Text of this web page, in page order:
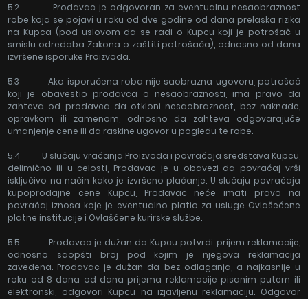
5.2 Prodavac je odgovoran za eventualnu nesaobraznost
robe koja se pojavi u roku od dve godine od dana prelaska rizika
na Kupca (pod uslovom da se radi o Kupcu koji je potrošač u
smislu odredaba Zakona o zaštiti potrošača), odnosno od dana
izvršene isporuke Proizvoda.
5.3 Ako isporučena roba nije saobrazna ugovoru, potrošač
koji je obavestio prodavca o nesaobraznosti, ima pravo da
zahteva od prodavca da otkloni nesaobraznost, bez naknade,
opravkom ili zamenom, odnosno da zahteva odgovarajuće
umanjenje cene ili da raskine ugovor u pogledu te robe.
5.4 U slučaju vraćanja Proizvoda i povraćaja sredstava Kupcu,
delimično ili u celosti, Prodavac je u obavezi da povraćaj vrši
isključivo na način kako je izvršeno plaćanje. U slučaju povraćaja
kupoprodajne cene Kupcu, Prodavac neće imati pravo na
povraćaj iznosa koje je eventualno platio za usluge Ovlašećene
platne institucije i Ovlašćene kurirske službe.
5.5 Prodavac je dužan da Kupcu potvrdi prijem reklamacije,
odnosno saopšti broj pod kojim je njegova reklamacija
zavedena. Prodavac je dužan da bez odlaganja, a najkasnije u
roku od 8 dana od dana prijema reklamacije pisanim putem ili
elektronski, odgovori Kupcu na izjavljenu reklamaciju. Odgovor